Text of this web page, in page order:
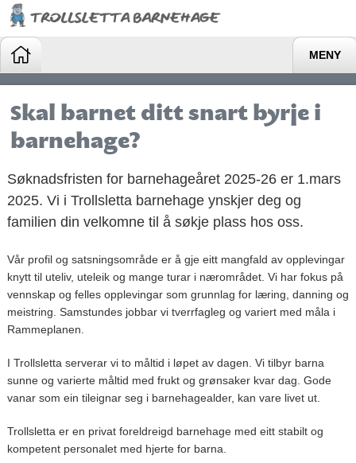
MENY
Skal barnet ditt snart byrje i
barnehage?
Søknadsfristen for barnehageåret 2025-26 er 1.mars
2025. Vi i Trollsletta barnehage ynskjer deg og
familien din velkomne til å søkje plass hos oss.
Vår profil og satsningsområde er å gje eitt mangfald av opplevingar
knytt til uteliv, uteleik og mange turar i nærområdet. Vi har fokus på
vennskap og felles opplevingar som grunnlag for læring, danning og
meistring. Samstundes jobbar vi tverrfagleg og variert med måla i
Rammeplanen.
I Trollsletta serverar vi to måltid i løpet av dagen. Vi tilbyr barna
sunne og varierte måltid med frukt og grønsaker kvar dag. Gode
vanar som ein tileignar seg i barnehagealder, kan vare livet ut.
Trollsletta er en privat foreldreigd barnehage med eitt stabilt og
kompetent personalet med hjerte for barna.